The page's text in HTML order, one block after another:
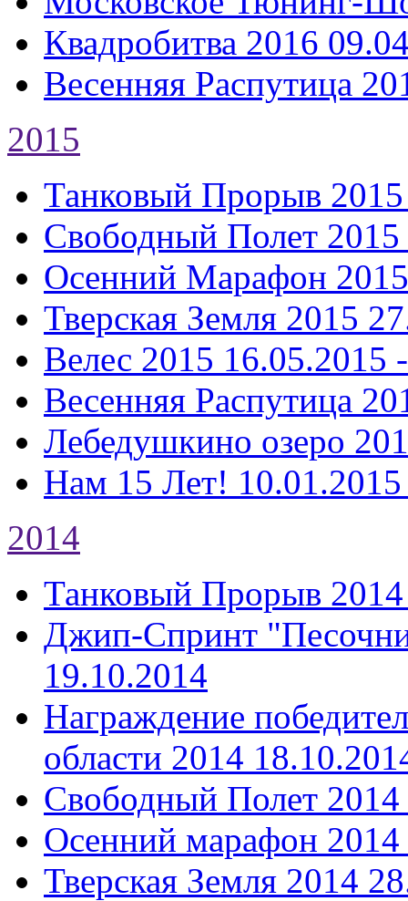
Квадробитва 2016
Весенняя Распутица
2015
Танковый Прорыв 2015
Свободный Полет 2015
Осенний Марафон 2015
Тверская Земля 2015
Велес 2015 16.05.2015
Весенняя Распутица
Лебедушкино озеро
Нам 15 Лет!
2014
Танковый Прорыв 2014
Джип-Спринт
19.10.2014
Награждение
области 2014
Свободный Полет 2014
Осенний марафон 2014
Тверская Земля 2014